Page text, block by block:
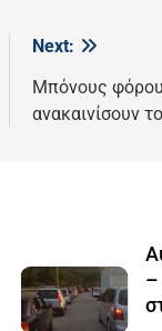
Next:
Μπόνους
ανακαινίσουν
–